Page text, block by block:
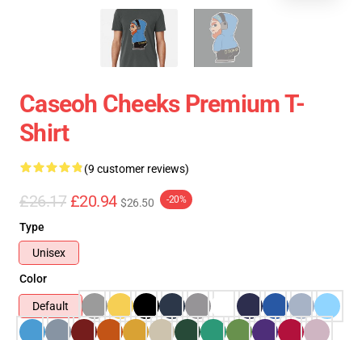
Caseoh Cheeks Premium T-
Shirt
(9 customer reviews)
£26.17 £20.94 $26.50 -20%
Type
Unisex
Color
Default